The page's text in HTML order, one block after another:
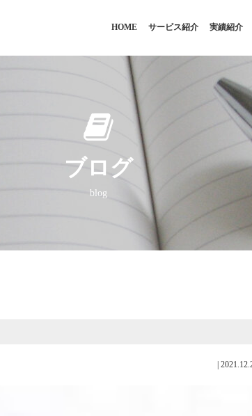
HOME サービス紹介 実績紹介
ブログ
blog